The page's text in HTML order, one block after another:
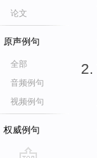
论文
原声例句
全部
音频例句
视频例句
权威例句